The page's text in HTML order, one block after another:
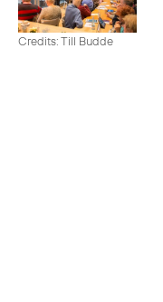
Credits: Till Budde